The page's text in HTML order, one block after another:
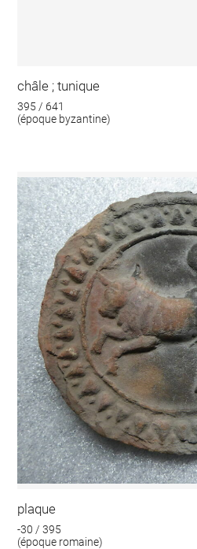
châle ; tunique
395 / 641
(époque byzantine)
plaque
-30 / 395
(époque romaine)